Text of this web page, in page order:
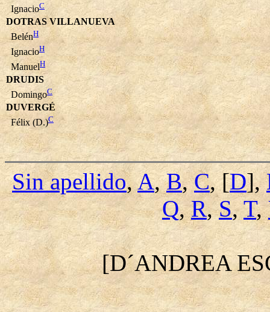
IgnacioC
DOTRAS VILLANUEVA
BelénH
IgnacioH
ManuelH
DRUDIS
DomingoC
DUVERGÉ
Félix (D.)C
Sin apellido,A,B,C, [D],
Q,R,S,T,
[D´ANDREA